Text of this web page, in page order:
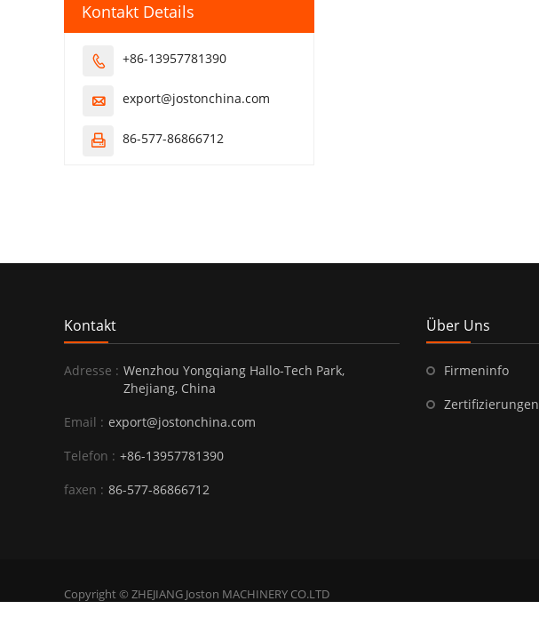
Kontakt Details
 +86-13957781390
 export@jostonchina.com
 86-577-86866712
Kontakt
Adresse : Wenzhou Yongqiang Hallo-Tech Park,
Zhejiang, China
Email : export@jostonchina.com
Telefon : +86-13957781390
faxen : 86-577-86866712
Über Uns
Firmeninfo
Zertifizierungen
Copyright © ZHEJIANG Joston MACHINERY CO.LTD